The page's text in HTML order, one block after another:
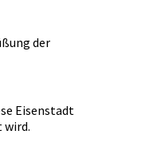
der
Eisenstadt
wird.